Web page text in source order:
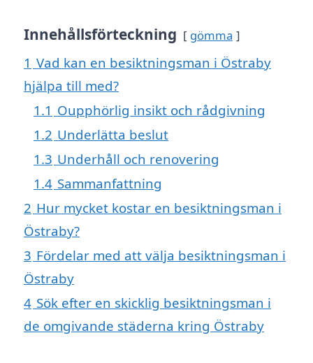
Innehållsförteckning gömma
1 Vad kan en besiktningsman i Östraby
hjälpa till med?
1.1 Oupphörlig insikt och rådgivning
1.2 Underlätta beslut
1.3 Underhåll och renovering
1.4 Sammanfattning
2 Hur mycket kostar en besiktningsman i
Östraby?
3 Fördelar med att välja besiktningsman i
Östraby
4 Sök efter en skicklig besiktningsman i
de omgivande städerna kring Östraby